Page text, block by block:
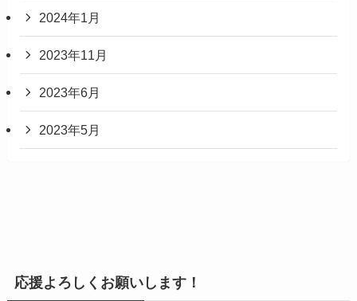
2024年1月
2023年11月
2023年6月
2023年5月
応援よろしくお願いします！